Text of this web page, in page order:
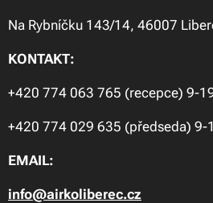
Na Rybníčku 143/14, 46007
KONTAKT:
+420 774 063 765 (recepce) 9-
+420 774 029 635 (předseda) 9-
EMAIL:
info@airkoliberec.cz